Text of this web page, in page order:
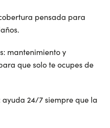
pensada para
mantenimiento y
que solo te ocupes de
24/7 siempre que la